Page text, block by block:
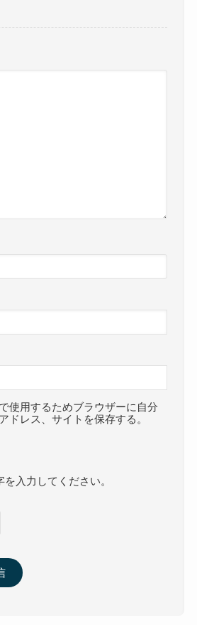
使用するためブラウザーに自分
ドレス、サイトを保存する。
を入力してください。